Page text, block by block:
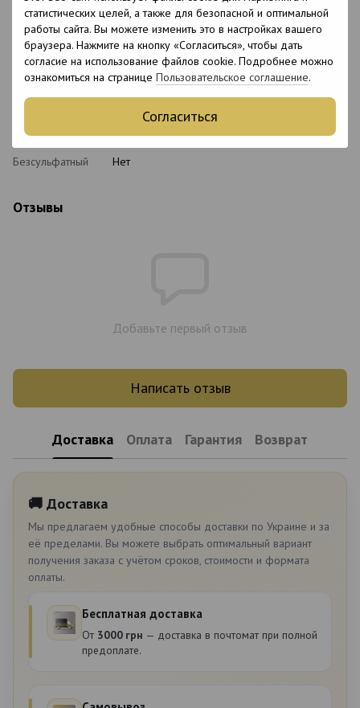
статистических целей, а также для безопасной и оптимальной
работы сайта. Вы можете изменить это в настройках вашего
браузера. Нажмите на кнопку «Согласиться», чтобы дать
согласие на использование файлов cookie. Подробнее можно
ознакомиться на странице Пользовательское соглашение.
Согласиться
Тип кожи
головы
Все типы кожи, Чувствительная,
Комбинированная, Жирная
Назначение
Для роста волос, Очищение
С кератином
Нет
беременных
Нет
Высшие жирные кислоты (стеариновая,
пальмитиновая), пудра абрикосовых косточек
Безсульфатный
Нет
Отзывы
Добавьте первый отзыв
Написать отзыв
Доставка Оплата Гарантия Возврат
🚚 Доставка
Мы предлагаем удобные способы доставки по Украине и за
её пределами. Вы можете выбрать оптимальный вариант
получения заказа с учётом сроков, стоимости и формата
оплаты.
Бесплатная доставка
От 3000 грн — доставка в почтомат при полной
предоплате.